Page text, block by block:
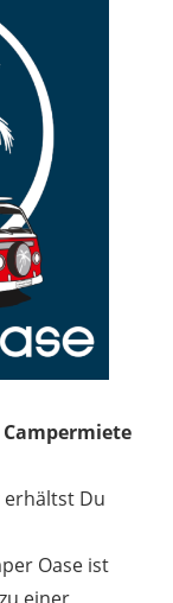
erhältst Du
Oase ist